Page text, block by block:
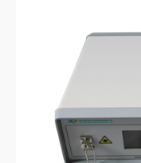
通信、5G/6G通信与
学测量与传感以及太
的应用潜力。今天，四